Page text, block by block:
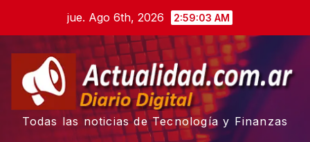
content
jue. Ago 6th, 2026 2:59:04 AM
Todas las noticias de Tecnología y Finanzas